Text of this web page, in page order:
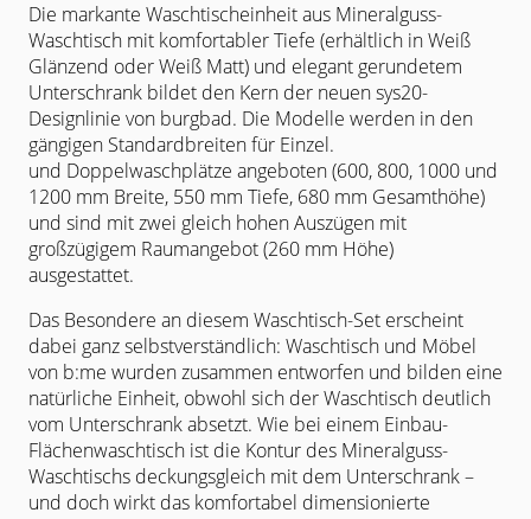
Die markante Waschtischeinheit aus Mineralguss-
Waschtisch mit komfortabler Tiefe (erhältlich in Weiß
Glänzend oder Weiß Matt) und elegant gerundetem
Unterschrank bildet den Kern der neuen sys20-
Designlinie von burgbad. Die Modelle werden in den
gängigen Standardbreiten für Einzel.
und Doppelwaschplätze angeboten (600, 800, 1000 und
1200 mm Breite, 550 mm Tiefe, 680 mm Gesamthöhe)
und sind mit zwei gleich hohen Auszügen mit
großzügigem Raumangebot (260 mm Höhe)
ausgestattet.
Das Besondere an diesem Waschtisch-Set erscheint
dabei ganz selbstverständlich: Waschtisch und Möbel
von b:me wurden zusammen entworfen und bilden eine
natürliche Einheit, obwohl sich der Waschtisch deutlich
vom Unterschrank absetzt. Wie bei einem Einbau-
Flächenwaschtisch ist die Kontur des Mineralguss-
Waschtischs deckungsgleich mit dem Unterschrank –
und doch wirkt das komfortabel dimensionierte